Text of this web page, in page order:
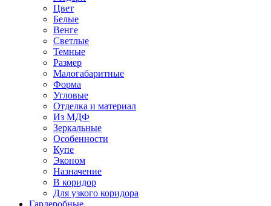
Цвет
Белые
Венге
Светлые
Темные
Размер
Малогабаритные
Форма
Угловые
Отделка и материал
Из МДФ
Зеркальные
Особенности
Купе
Эконом
Назначение
В коридор
Для узкого коридора
Гардеробные